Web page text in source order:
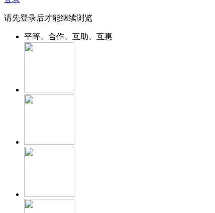
请先登录后才能继续浏览
平等、合作、互助、互惠